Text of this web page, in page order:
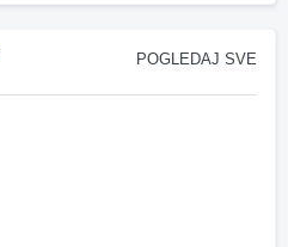
POGLEDAJ SVE